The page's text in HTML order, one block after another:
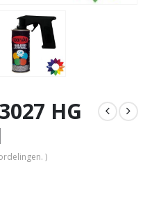
HG
)